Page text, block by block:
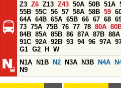
Z3 Z6 Z13 Z43 50A 50B 51A
55B 55C 56 57 58A 58B 59
64A 64B 65A 65B 66 67 68
73 75A 75B 76 77 78 80A
84B 85A 85B 86 87A 87B 88A
91C 92A 92B 93 94 96 97A
G1 G2 H
W
N1A
N1B N2 N3A N3B N4A
N9